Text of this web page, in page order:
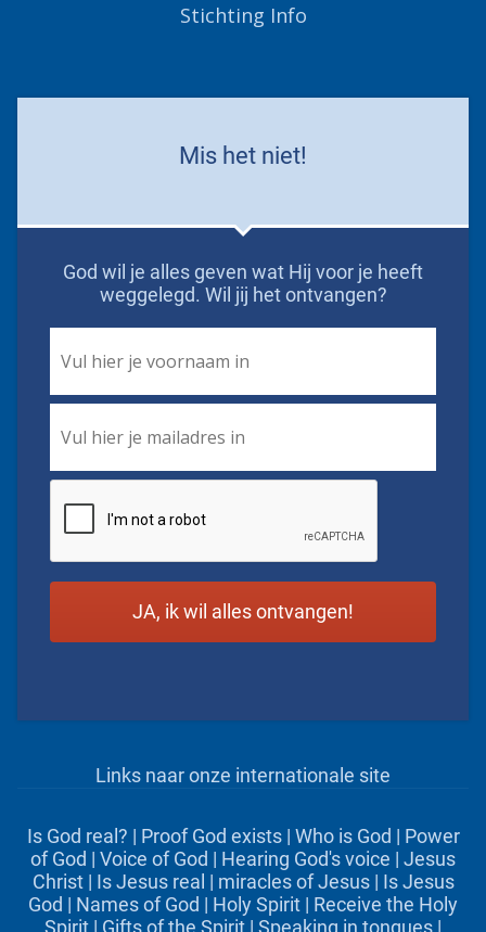
Stichting Info
Mis het niet!
God wil je alles geven wat Hij voor je heeft
weggelegd. Wil jij het ontvangen?
Name *
Links naar onze internationale site
Is God real? | Proof God exists| Who is God | Power
of God | Voice of God | Hearing God's voice | Jesus
Christ| Is Jesus real | miracles of Jesus| Is Jesus
God | Names of God | Holy Spirit | Receive the Holy
Spirit | Gifts of the Spirit | Speaking in tongues |